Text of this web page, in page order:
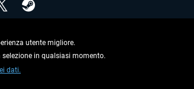
dati.
© Aerosoft GmbH. Tutti i diritti riservati.
utente migliore.
in qualsiasi momento.
dati.